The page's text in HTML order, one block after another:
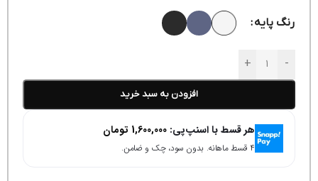
رنگ پایه
-
+
افزودن به سبد خرید
هر قسط با اسنپ‌پی: 1,600,000 تومان
۴ قسط ماهانه. بدون سود، چک و ضامن.